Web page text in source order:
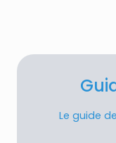
Le guide